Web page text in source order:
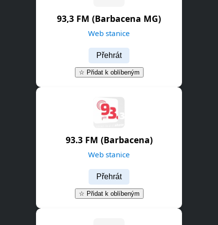
93,3 FM (Barbacena MG)
Web stanice
Přehrát
☆ Přidat k oblíbeným
93.3 FM (Barbacena)
Web stanice
Přehrát
☆ Přidat k oblíbeným